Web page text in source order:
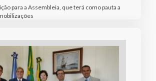
para a Assembleia, que terá como pauta a